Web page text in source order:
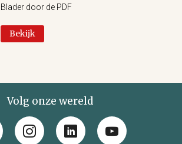
Blader door de PDF
Bekijk
Volg onze wereld